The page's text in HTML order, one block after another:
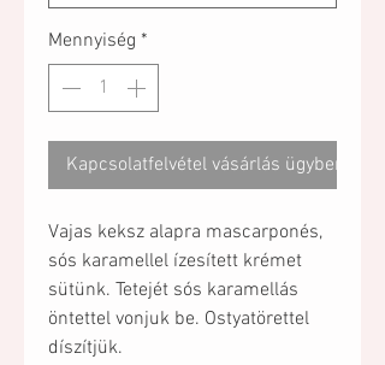
Mennyiség *
Kapcsolatfelvétel vásárlás ügyben
Vajas keksz alapra mascarponés,
sós karamellel ízesített krémet
sütünk. Tetejét sós karamellás
öntettel vonjuk be. Ostyatörettel
díszítjük.